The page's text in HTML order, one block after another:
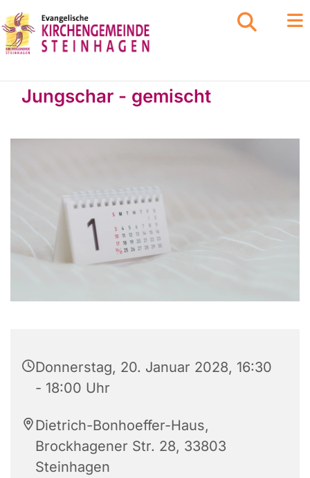
Jungschar - gemischt
Donnerstag, 20. Januar 2028, 16:30
- 18:00 Uhr
Dietrich-Bonhoeffer-Haus,
Brockhagener Str. 28, 33803
Steinhagen